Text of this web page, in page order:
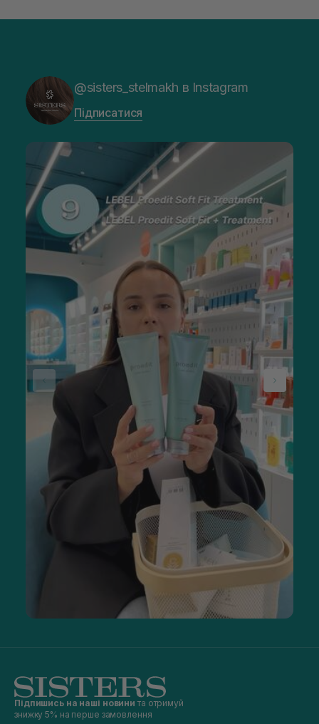
@sisters_stelmakh в Instagram
Підписатися
Підпишись на наші новини та отримуй
знижку 5% на перше замовлення